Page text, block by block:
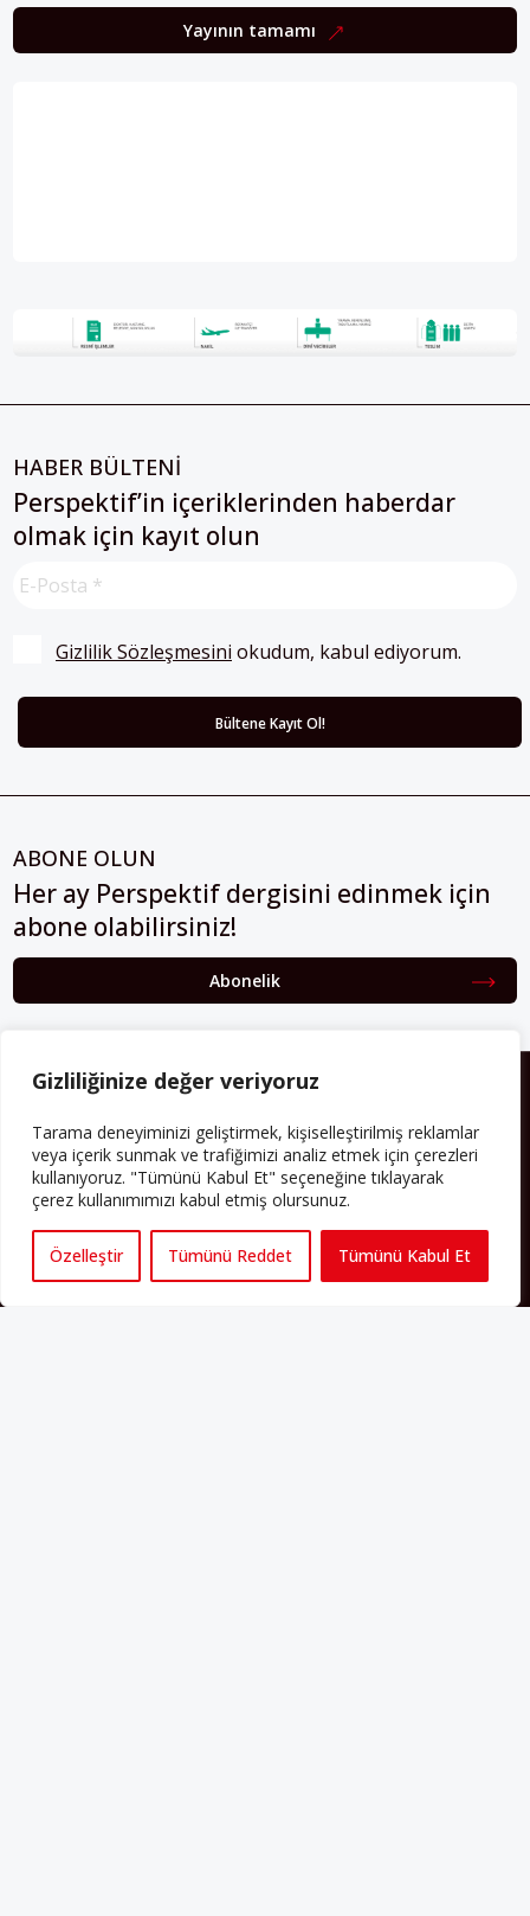
Gizliliğinize değer veriyoruz
Tarama deneyiminizi geliştirmek, kişiselleştirilmiş reklamlar
veya içerik sunmak ve trafiğimizi analiz etmek için çerezleri
kullanıyoruz. "Tümünü Kabul Et" seçeneğine tıklayarak
çerez kullanımımızı kabul etmiş olursunuz.
Özelleştir Tümünü Reddet Tümünü Kabul Et
Yayının tamamı
HABER BÜLTENİ
Perspektif’in içeriklerinden haberdar
olmak için kayıt olun
Gizlilik Sözleşmesini okudum, kabul ediyorum.
ABONE OLUN
Her ay Perspektif dergisini edinmek için
abone olabilirsiniz!
Abonelik
HAKKIMIZDA
Avrupa’ya işçi göçü yarım asrı ardında bırakırken Müslümanlar da
bulundukları ülkelerde kalıcı hâle geldiler. Bu durum “vatan”,
“aidiyet”, “İslam” ve “Avrupa” gibi birçok kavramın çift taraflı olarak
sorgulanmasına neden oldu. Avrupa’da yerleşik bir Müslüman
de Müslümanlar için yeni sorulara da kapı araladı.
Yazının devamı